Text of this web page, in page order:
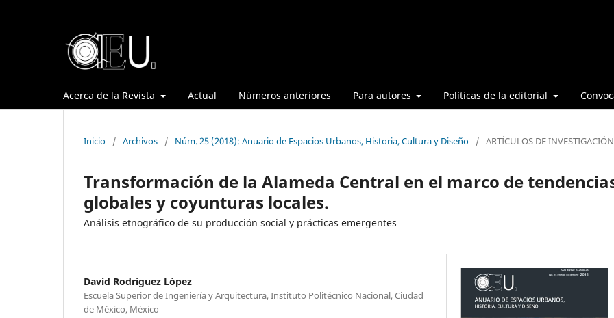
Acerca de la Revista Actual Números anteriores Para autores Políticas de la editorial
Inicio / Archivos / Núm. 25 (2018): Anuario de Espacios Urbanos, Historia, Cultura y Diseño / ARTÍCULOS DE INVESTIGACIÓN
Transformación de la Alameda Central en el marco de
globales y coyunturas locales.
Análisis etnográfico de su producción social y prácticas emergentes
David Rodríguez López
Escuela Superior de Ingeniería y Arquitectura, Instituto Politécnico Nacional, Ciudad
de México, México